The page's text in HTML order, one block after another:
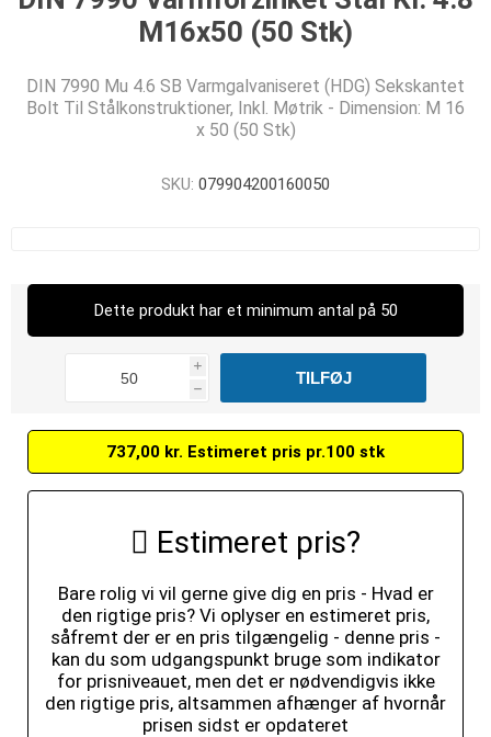
M16x50 (50 Stk)
DIN 7990 Mu 4.6 SB Varmgalvaniseret (HDG) Sekskantet
Bolt Til Stålkonstruktioner, Inkl. Møtrik - Dimension: M 16
x 50 (50 Stk)
SKU: 079904200160050
Dette produkt har et minimum antal på 50
i
h
737,00 kr. Estimeret pris pr.100 stk
Estimeret pris?
Bare rolig vi vil gerne give dig en pris - Hvad er
den rigtige pris? Vi oplyser en estimeret pris,
såfremt der er en pris tilgængelig - denne pris -
kan du som udgangspunkt bruge som indikator
for prisniveauet, men det er nødvendigvis ikke
den rigtige pris, altsammen afhænger af hvornår
prisen sidst er opdateret